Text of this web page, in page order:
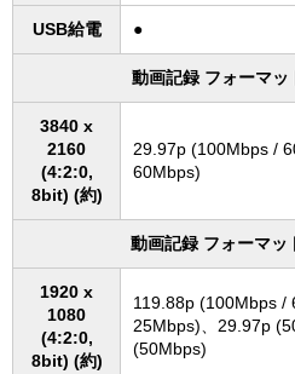
USB給電 ●
動画記録 フォーマッ
3840 x
2160
(4:2:0,
8bit) (約)
29.97p (100Mbps /
60Mbps)
動画記録 フォーマッ
1920 x
1080
(4:2:0,
8bit) (約)
119.88p (100Mbps /
25Mbps)、29.97p
(50Mbps)